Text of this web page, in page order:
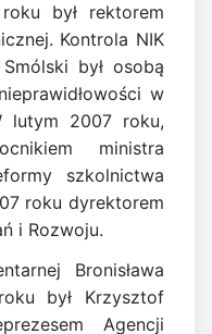
był rektorem
Kontrola NIK
był osobą
w
lutym 2007 roku,
ministra
szkolnictwa
roku dyrektorem
i Rozwoju.
Bronisława
był Krzysztof
Agencji